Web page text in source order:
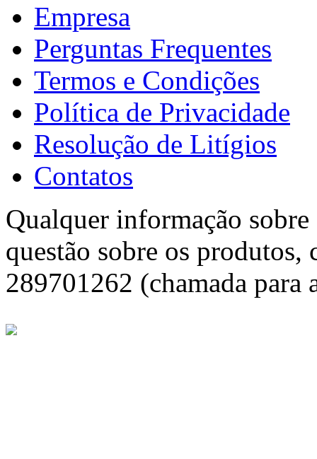
Empresa
Perguntas Frequentes
Termos e Condições
Política de Privacidade
Resolução de Litígios
Contatos
Qualquer informação
questão sobre os
289701262 (chamada para